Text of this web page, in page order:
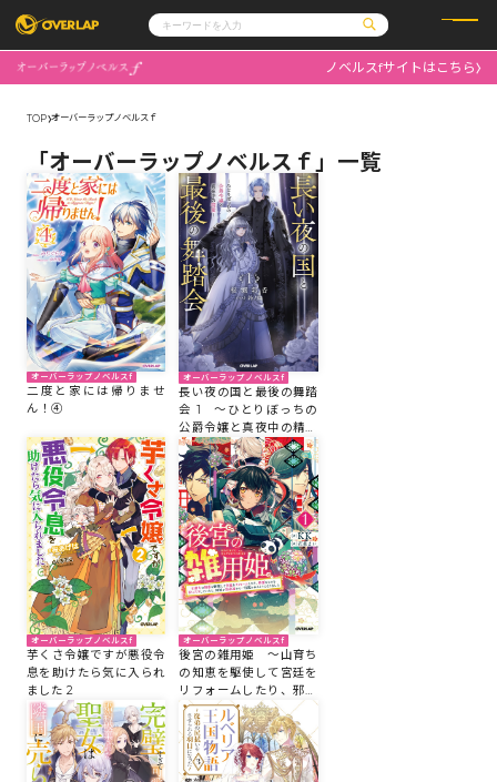
コミックガルド
コミッククリエ
その他
コミックエッセイ
ポケットモンスター
アニメ
ゲーム
通販・NEWS
OVERLAP STORE
オーバーラップ広報室
企業
会社概要
採用情報
アクセス
オーバーラップホールディングス
お問い合わせはこちら
オーバーラップ文庫
オーバーラップノベルス
オーバーラップノベルスf
ロサージュノベルス
コミックガルド
コミッククリエ
ノベルスfサイトはこちら
TOP オーバーラップノベルスｆ
「オーバーラップノベルスｆ」一覧
オーバーラップノベルスf
二度と家には帰りませ
ん！④
オーバーラップノベルスf
長い夜の国と最後の舞踏
会 1 ～ひとりぼっちの
公爵令嬢と真夜中の精霊
～
オーバーラップノベルスf
芋くさ令嬢ですが悪役令
息を助けたら気に入られ
ました 2
オーバーラップノベルスf
後宮の雑用姫 ～山育ち
の知恵を駆使して宮廷を
リフォームしたり、邪悪
なものを狩ったりしてい
たら、何故か皇帝達から
一目置かれるようになり
ました～ 1